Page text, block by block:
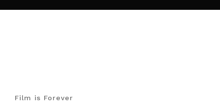
Film is Forever